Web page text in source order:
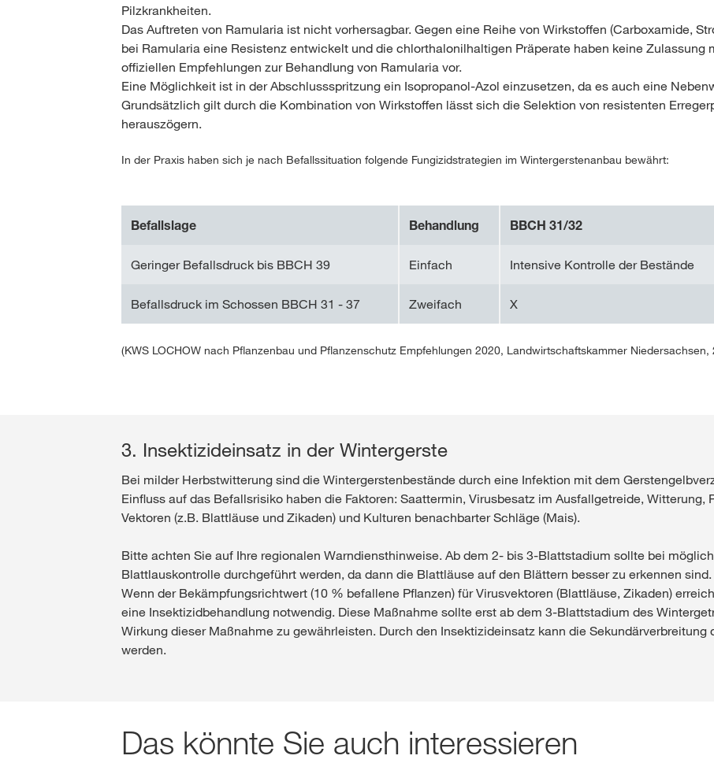
Pilzkrankheiten.
Das Auftreten von Ramularia ist nicht vorhersagbar. Gegen eine Reihe von Wirkstoffen (Carboxamide,
bei Ramularia eine Resistenz entwickelt und die chlorthalonilhaltigen Präperate haben keine Zulassung
offiziellen Empfehlungen zur Behandlung von Ramularia vor.
Eine Möglichkeit ist in der Abschlussspritzung ein Isopropanol-Azol einzusetzen, da es auch eine
Grundsätzlich gilt durch die Kombination von Wirkstoffen lässt sich die Selektion von resistenten
herauszögern.
In der Praxis haben sich je nach Befallssituation folgende Fungizidstrategien im Wintergerstenanbau bewährt:
Befallslage Behandlung BBCH 31/32
Geringer Befallsdruck bis BBCH 39 Einfach Intensive Kontrolle der Bestände
Befallsdruck im Schossen BBCH 31 - 37 Zweifach X
(KWS LOCHOW nach Pflanzenbau und Pflanzenschutz Empfehlungen 2020, Landwirtschaftskammer Niedersachsen,
3. Insektizideinsatz in der Wintergerste
Bei milder Herbstwitterung sind die Wintergerstenbestände durch eine Infektion mit dem
Einfluss auf das Befallsrisiko haben die Faktoren: Saattermin, Virusbesatz im Ausfallgetreide, Witterung,
Vektoren (z.B. Blattläuse und Zikaden) und Kulturen benachbarter Schläge (Mais).
Bitte achten Sie auf Ihre regionalen Warndiensthinweise. Ab dem 2- bis 3-Blattstadium sollte bei
Blattlauskontrolle durchgeführt werden, da dann die Blattläuse auf den Blättern besser zu erkennen sind.
Wenn der Bekämpfungsrichtwert (10 % befallene Pflanzen) für Virusvektoren (Blattläuse, Zikaden)
eine Insektizidbehandlung notwendig. Diese Maßnahme sollte erst ab dem 3-Blattstadium des
Wirkung dieser Maßnahme zu gewährleisten. Durch den Insektizideinsatz kann die
werden.
Das könnte Sie auch interessieren